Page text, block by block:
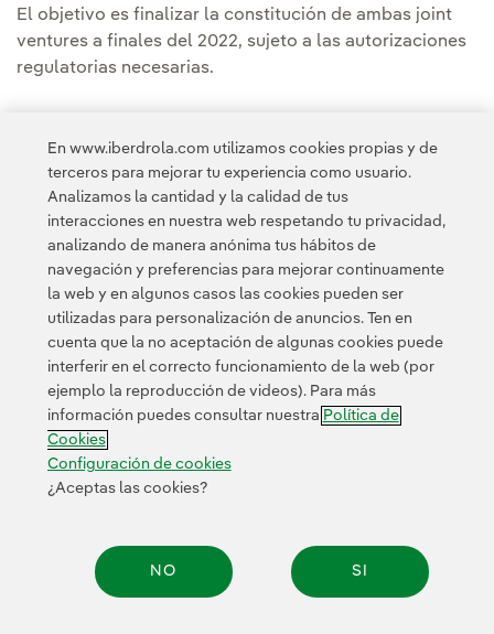
El objetivo es finalizar la constitución de ambas joint
ventures a finales del 2022, sujeto a las autorizaciones
regulatorias necesarias.
Acceso a información legal
Contacta Clientes Política de Privacidad Información legal
Política de cookies Configuración de cookies Accesibilidad
Canal de denuncias
© 2026 Iberdrola, S.A. Reservados todos los derechos.
En www.iberdrola.com utilizamos cookies propias y de
terceros para mejorar tu experiencia como usuario.
Analizamos la cantidad y la calidad de tus
interacciones en nuestra web respetando tu privacidad,
analizando de manera anónima tus hábitos de
navegación y preferencias para mejorar continuamente
la web y en algunos casos las cookies pueden ser
utilizadas para personalización de anuncios. Ten en
cuenta que la no aceptación de algunas cookies puede
interferir en el correcto funcionamiento de la web (por
ejemplo la reproducción de videos). Para más
información puedes consultar nuestra Política de
Cookies
Configuración de cookies
¿Aceptas las cookies?
NO SI